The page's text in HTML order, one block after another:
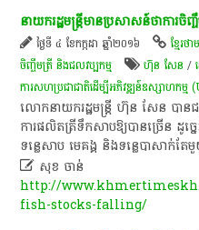
នាយករដ្ឋមន្ត្រីមានប្រសាសន៍ថាការចិញ្
ថ្ងៃទី ៤ ខែកក្កដា ឆ្នាំ២០១៦ ខ្មែរថ
ចិញ្ចឹមត្រី និងជលវប្បកម្ម
ហ៊ុន សែន /
ការសហប្រជាជាតិដើម្បីអភិវឌ្ឍន៍ឧស្សាហកម្ម
លោកនាយករដ្ឋមន្ត្រី ហ៊ុន សែន បានជ
ការផលិតត្រីទឹកសាបឱ្យបានច្រើន ដូច្ន
ទន្លេសាប មេគង្គ និងទន្លេបាសាក់ត
 សុខ ចាន់
http://
fish-stocks-falling/